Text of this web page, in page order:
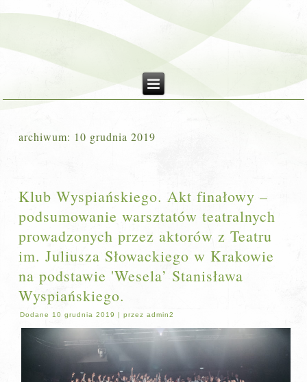
archiwum: 10 grudnia 2019
Klub Wyspiańskiego. Akt finałowy –
podsumowanie warsztatów teatralnych
prowadzonych przez aktorów z Teatru
im. Juliusza Słowackiego w Krakowie
na podstawie 'Wesela’ Stanisława
Wyspiańskiego.
Dodane 10 grudnia 2019 |przez admin2